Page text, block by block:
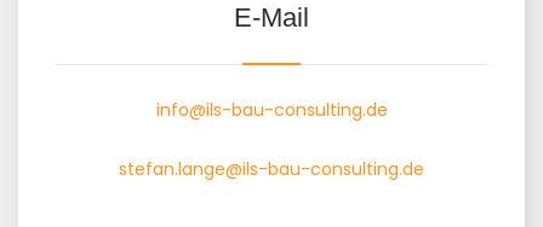
E-Mail
info@ils-bau-consulting.de
stefan.lange@ils-bau-consulting.de